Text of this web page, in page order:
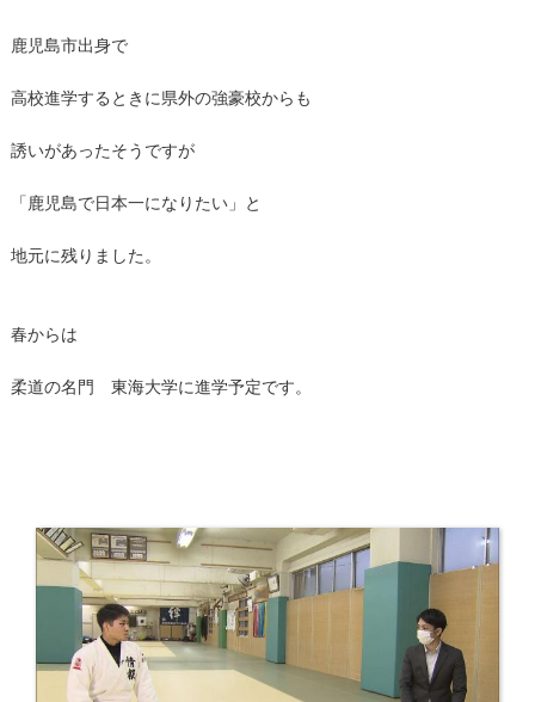
鹿児島市出身で
高校進学するときに県外の強豪校からも
誘いがあったそうですが
「鹿児島で日本一になりたい」と
地元に残りました。
春からは
柔道の名門 東海大学に進学予定です。